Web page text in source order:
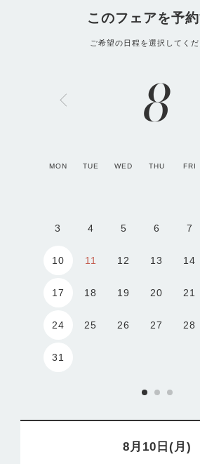
このフェアを予
ご希望の日程を選択してくだ
8
MON TUE WED THU FRI
3 4 5 6 7
10 11 12 13 14
17 18 19 20 21
24 25 26 27 28
31
8月10日(月)